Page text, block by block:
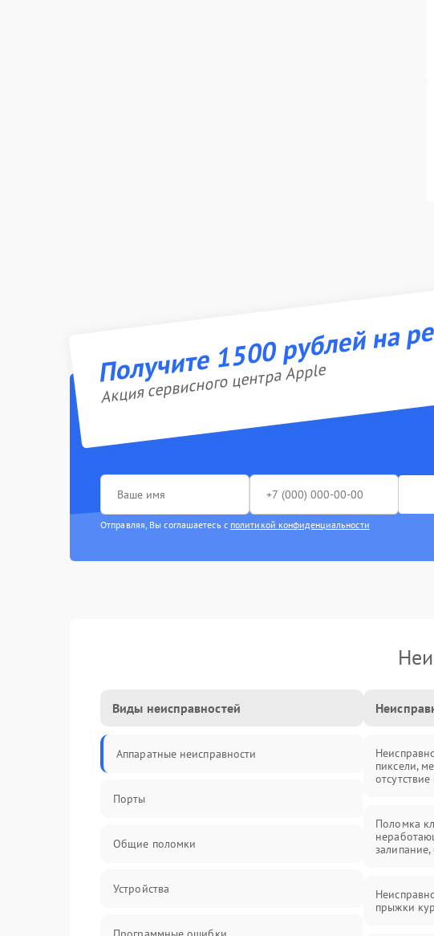
Получите 1500 рублей на
Акция сервисного центра Apple
Отправляя, Вы соглашаетесь с политикой конфиденциальности
Виды неисправностей
Аппаратные неисправности
Порты
Общие поломки
Устройства
пиксели,
Поломка
залипание,
прыжки